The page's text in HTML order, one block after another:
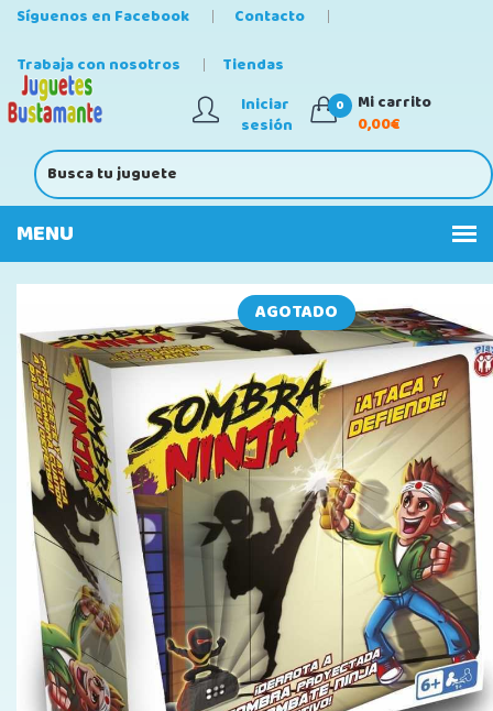
Síguenos en Facebook
Contacto
Trabaja con nosotros
Tiendas
Iniciar
sesión
0
Mi carrito
0,00€
AGOTADO